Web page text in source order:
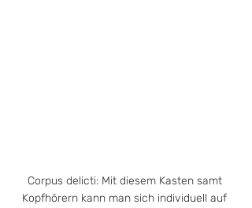
Corpus delicti: Mit diesem Kasten samt
Kopfhörern kann man sich individuell auf